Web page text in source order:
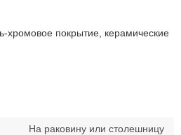
хромовое покрытие, керамические
На раковину или столешницу